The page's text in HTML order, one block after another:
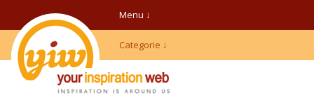
Menu ↓
Categorie ↓